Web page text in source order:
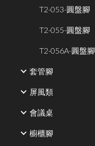
T2-053-圓盤腳
T2-055-圓盤腳
T2-056A-圓盤腳
套管腳
屏風類
會議桌
櫥櫃腳